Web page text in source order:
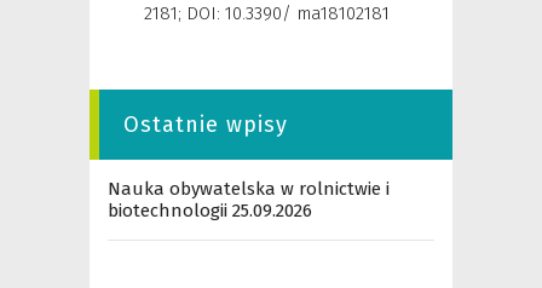
2181; DOI: 10.3390/ ma18102181
Ostatnie wpisy
Nauka obywatelska w rolnictwie i
biotechnologii 25.09.2026